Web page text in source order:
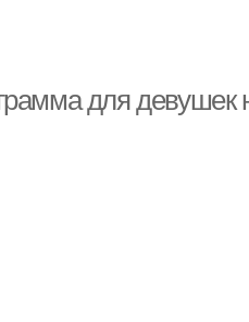
для девушек